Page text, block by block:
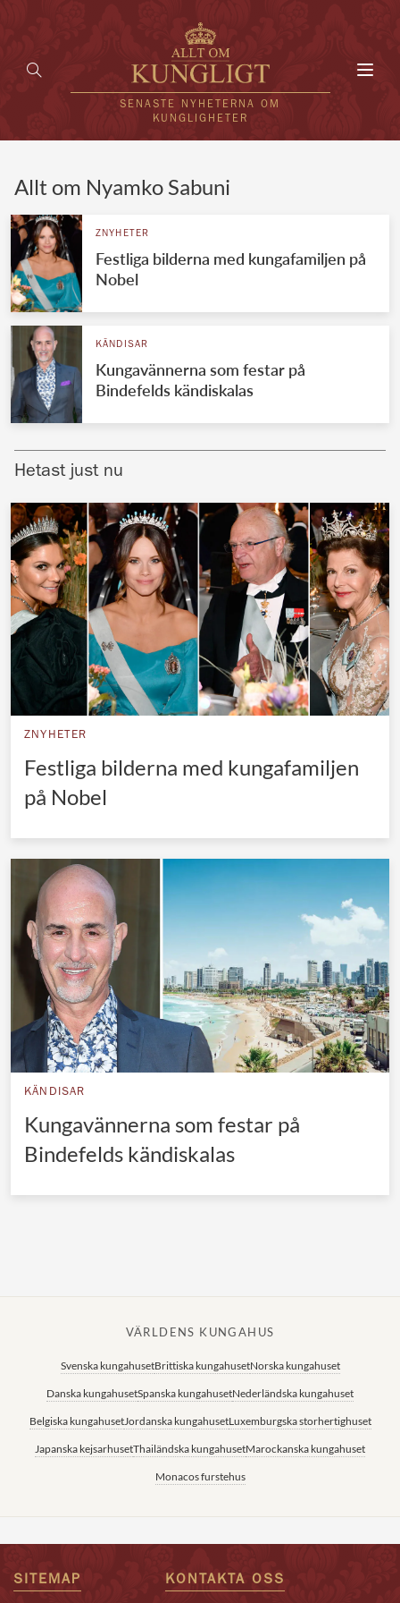
SENASTE NYHETERNA OM
KUNGLIGHETER
UTLÄNDSKT
VÄRLDENS KUNGAHUS
Svenska kungahuset
Brittiska kungahuset
Nederländska kungahuset
Belgiska kungahuset
Jordanska kungahuset
Luxemburgska storhertighuset
Japanska kejsarhuset
Thailändska kungahuset
Marockanska kungahuset
REDAKTION
Allt om Nyamko Sabuni
ZNYHETER
Festliga bilderna med kungafamiljen på
Nobel
KÄNDISAR
Kungavännerna som festar på
Bindefelds kändiskalas
Hetast just nu
ZNYHETER
Festliga bilderna med kungafamiljen
på Nobel
KÄNDISAR
Kungavännerna som festar på
Bindefelds kändiskalas
VÄRLDENS KUNGAHUS
Svenska kungahusetBrittiska kungahusetNorska kungahuset
Danska kungahusetSpanska kungahusetNederländska kungahuset
Belgiska kungahusetJordanska kungahusetLuxemburgska storhertighuset
Japanska kejsarhusetThailändska kungahusetMarockanska kungahuset
Monacos furstehus
SITEMAP KONTAKTA OSS